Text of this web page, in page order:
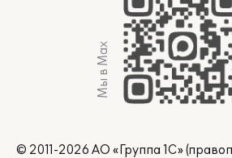
Мы в Max
© 2011-2026 АО «Группа 1С»